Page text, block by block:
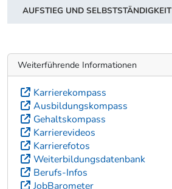
AUFSTIEG UND SELBSTSTÄNDIGKEIT
Weiterführende Informationen
Karrierekompass
Ausbildungskompass
Gehaltskompass
Karrierevideos
Karrierefotos
Weiterbildungsdatenbank
Berufs-Infos
JobBarometer